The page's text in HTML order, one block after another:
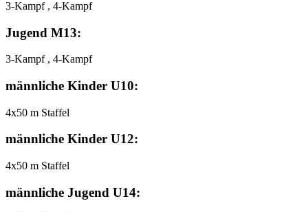
3-Kampf , 4-Kampf
Jugend M13:
3-Kampf , 4-Kampf
männliche Kinder U10:
4x50 m Staffel
männliche Kinder U12:
4x50 m Staffel
männliche Jugend U14: